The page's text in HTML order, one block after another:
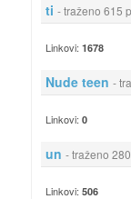
ti - traženo 615
Linkovi: 1678
Nude teen -
Linkovi: 0
un - traženo
Linkovi: 506